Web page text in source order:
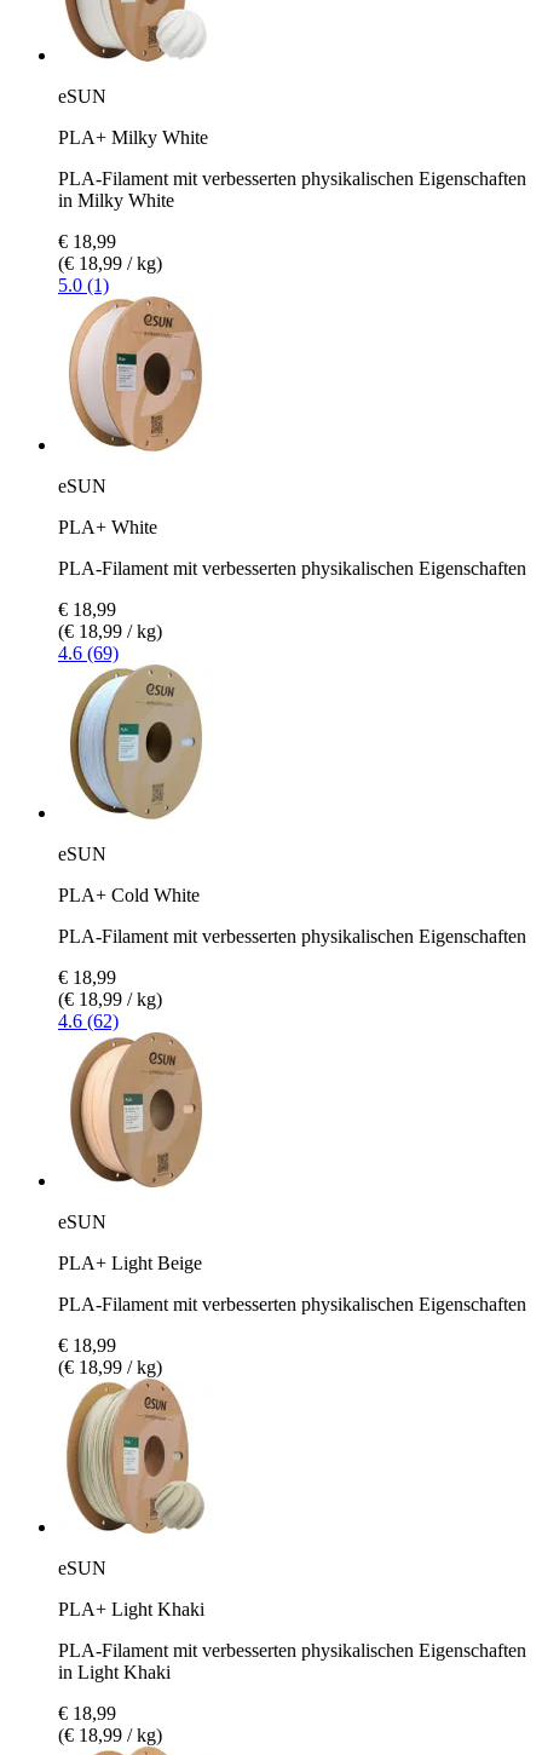
eSUN
PLA+ Milky White
PLA-Filament mit verbesserten physikalischen Eigenschaften
in Milky White
€ 18,99
(€ 18,99 / kg)
5.0 (1)
eSUN
PLA+ White
PLA-Filament mit verbesserten physikalischen Eigenschaften
€ 18,99
(€ 18,99 / kg)
4.6 (69)
eSUN
PLA+ Cold White
PLA-Filament mit verbesserten physikalischen Eigenschaften
€ 18,99
(€ 18,99 / kg)
4.6 (62)
eSUN
PLA+ Light Beige
PLA-Filament mit verbesserten physikalischen Eigenschaften
€ 18,99
(€ 18,99 / kg)
eSUN
PLA+ Light Khaki
PLA-Filament mit verbesserten physikalischen Eigenschaften
in Light Khaki
€ 18,99
(€ 18,99 / kg)